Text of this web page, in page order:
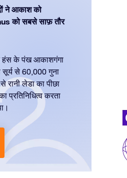
ने आकाश को
को सबसे साफ़ तौर
हंस के पंख आकाशगंगा
से 60,000 गुना
रानी लेडा का पीछा
करता